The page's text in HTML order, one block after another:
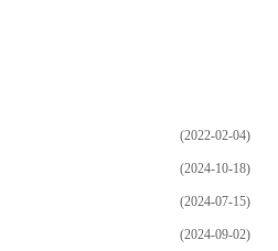
(2022-02-04)
(2024-10-18)
(2024-07-15)
(2024-09-02)